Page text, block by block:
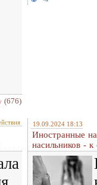
(676)
19.09.2024 18:13
Иностранные
насильников - к